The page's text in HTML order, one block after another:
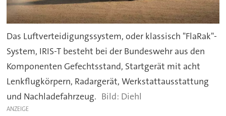
Das Luftverteidigungssystem, oder klassisch "FlaRak"-
System, IRIS-T besteht bei der Bundeswehr aus den
Komponenten Gefechtsstand, Startgerät mit acht
Lenkflugkörpern, Radargerät, Werkstattausstattung
und Nachladefahrzeug.
Diehl
ANZEIGE